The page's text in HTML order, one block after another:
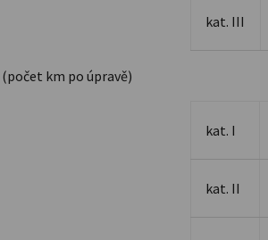
kat. III
(počet km po úpravě)
kat. I
kat. II